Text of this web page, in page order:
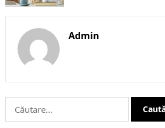
Admin
Caută
după: